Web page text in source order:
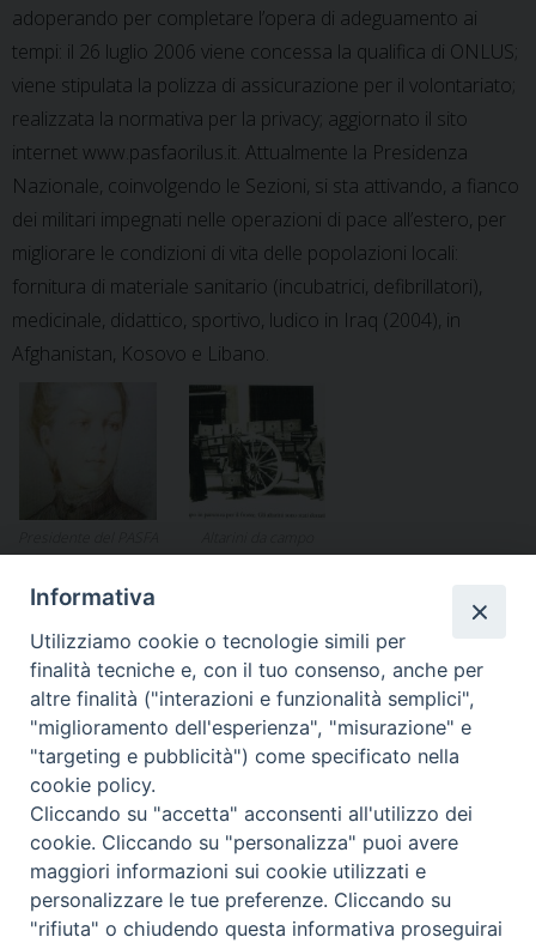
adoperando per completare l’opera di adeguamento ai
tempi: il 26 luglio 2006 viene concessa la qualifica di ONLUS;
viene stipulata la polizza di assicurazione per il volontariato;
realizzata la normativa per la privacy; aggiornato il sito
internet www.pasfaorilus.it. Attualmente la Presidenza
Nazionale, coinvolgendo le Sezioni, si sta attivando, a fianco
dei militari impegnati nelle operazioni di pace all’estero, per
migliorare le condizioni di vita delle popolazioni locali:
fornitura di materiale sanitario (incubatrici, defibrillatori),
medicinale, didattico, sportivo, ludico in Iraq (2004), in
Afghanistan, Kosovo e Libano.
Missione in Libano: i nostri
Caschi Blu celebrano la Santa
Pasqua
Le Finalità dell’Associazione
Ordinariato Militare per l'Italia
Salita del Grillo, 37 - 00184 Roma
Informativa
Utilizziamo cookie o tecnologie simili per
finalità tecniche e, con il tuo consenso, anche per
altre finalità ("interazioni e funzionalità semplici",
"miglioramento dell'esperienza", "misurazione" e
"targeting e pubblicità") come specificato nella
cookie policy.
Cliccando su "accetta" acconsenti all'utilizzo dei
cookie. Cliccando su "personalizza" puoi avere
maggiori informazioni sui cookie utilizzati e
personalizzare le tue preferenze. Cliccando su
"rifiuta" o chiudendo questa informativa proseguirai